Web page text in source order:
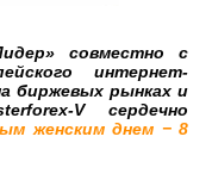
совместно с
интернет-
биржевых рынках и
V сердечно
женским днем − 8